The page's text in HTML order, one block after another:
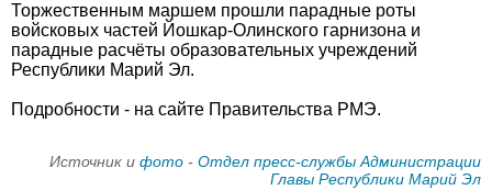
Торжественным маршем прошли парадные роты
войсковых частей Йошкар-Олинского гарнизона и
парадные расчёты образовательных учреждений
Республики Марий Эл.
Подробности - на сайте Правительства РМЭ.
Источник и фото - Отдел пресс-службы Администрации
Главы Республики Марий Эл